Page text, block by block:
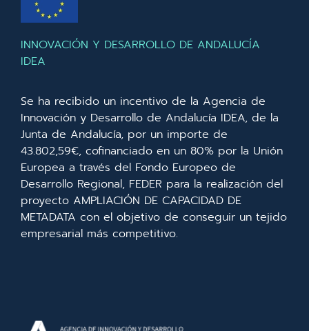
INNOVACIÓN Y DESARROLLO DE ANDALUCÍA
IDEA
Se ha recibido un incentivo de la Agencia de
Innovación y Desarrollo de Andalucía IDEA, de la
Junta de Andalucía, por un importe de
43.802,59€, cofinanciado en un 80% por la Unión
Europea a través del Fondo Europeo de
Desarrollo Regional, FEDER para la realización del
proyecto AMPLIACIÓN DE CAPACIDAD DE
METADATA con el objetivo de conseguir un tejido
empresarial más competitivo.